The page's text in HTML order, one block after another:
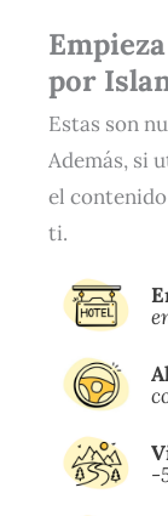
por
Estas son
Además, si
el
ti.
-